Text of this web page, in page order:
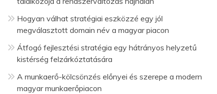
Hogyan válhat stratégiai eszközzé egy jól
megválasztott domain név a magyar piacon
Átfogó fejlesztési stratégia egy hátrányos helyzetű
kistérség felzárkóztatására
A munkaerő-kölcsönzés előnyei és szerepe a modern
magyar munkaerőpiacon